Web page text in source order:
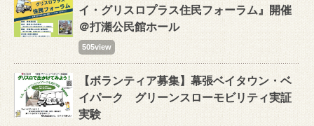
イ・グリスロプラス住民フォーラム』開催
＠打瀬公民館ホール
505view
【ボランティア募集】幕張ベイタウン・ベ
イパーク グリーンスローモビリティ実証
実験